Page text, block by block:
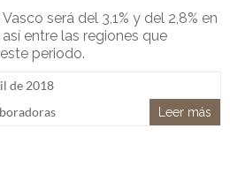
será del 3,1% y del 2,8% en
entre las regiones que
periodo.
de 2018
Leer más